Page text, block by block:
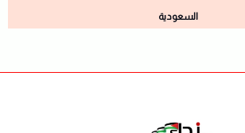
السعودية